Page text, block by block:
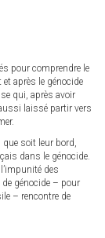
pour comprendre le
après le génocide
qui, après avoir
laissé partir vers
soit leur bord,
dans le génocide.
des
génocide – pour
– rencontre de